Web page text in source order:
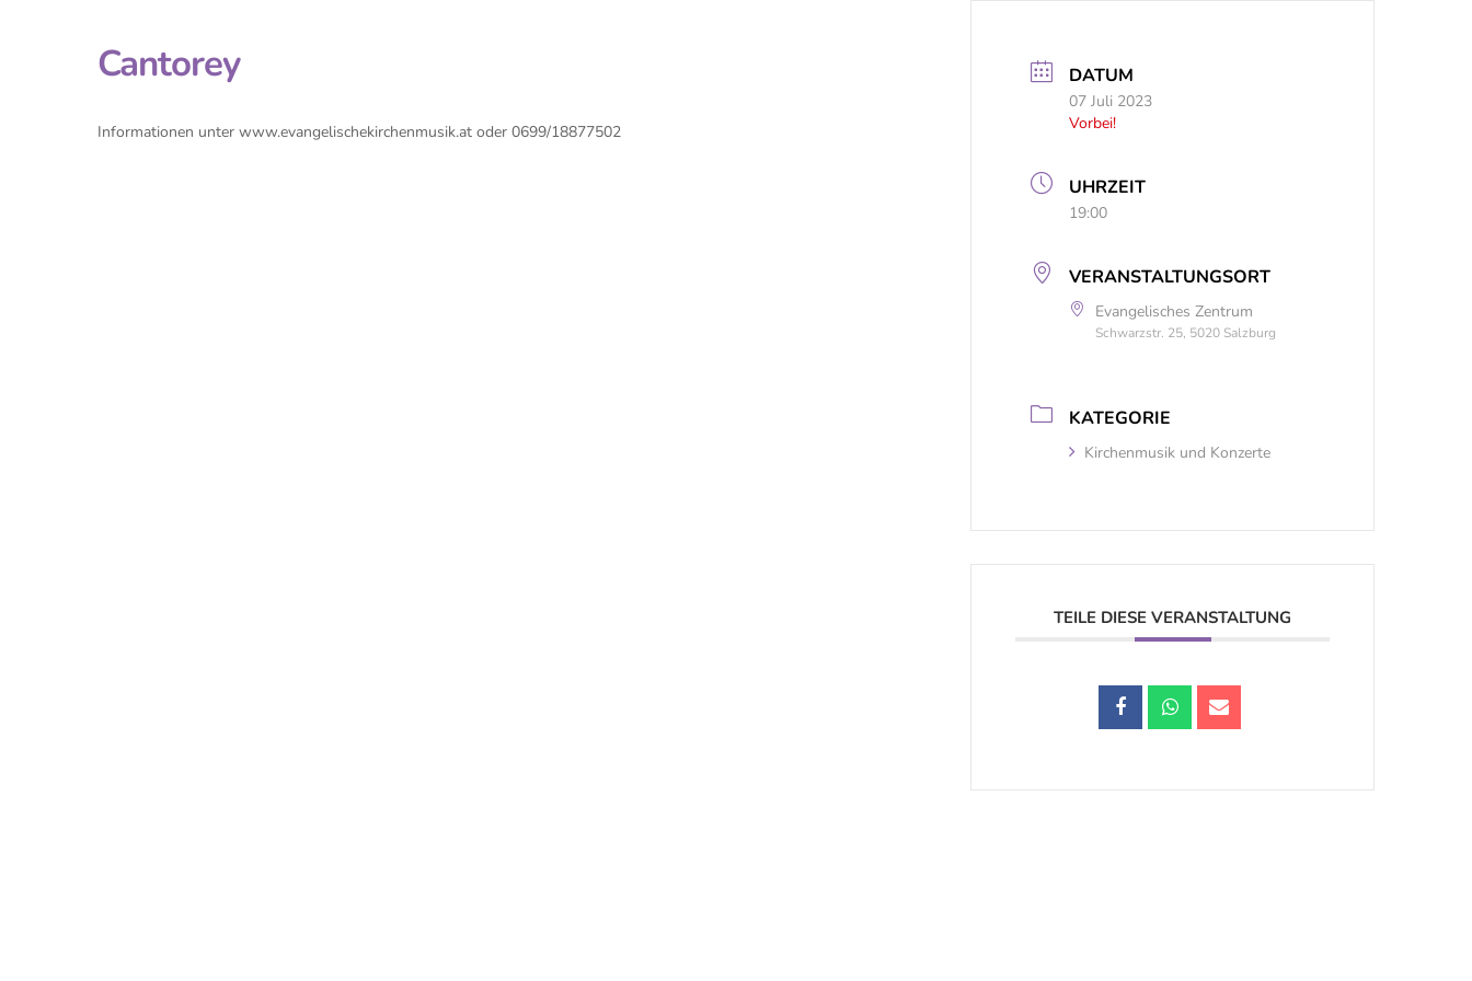
Cantorey
Informationen unter www.evangelischekirchenmusik.at oder 0699/18877502
DATUM
07 Juli 2023
Vorbei!
UHRZEIT
19:00
VERANSTALTUNGSORT
Evangelisches Zentrum
Schwarzstr. 25, 5020 Salzburg
KATEGORIE
Kirchenmusik und Konzerte
TEILE DIESE VERANSTALTUNG